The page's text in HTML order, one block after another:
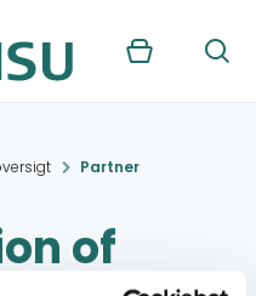
Kurv Søg
Partner
of